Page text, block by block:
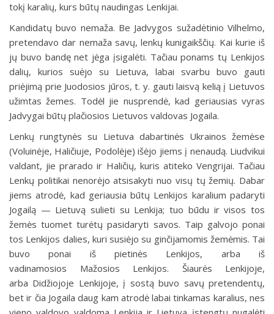
tokį karalių, kurs būtų naudingas Lenkijai.
Kandidatų buvo nemaža. Be Jadvygos sužadėtinio Vilhelmo,
pretendavo dar nemaža savų, lenkų kunigaikščių. Kai kurie iš
jų buvo bandę net jėga įsigalėti. Tačiau ponams tų Lenkijos
dalių, kurios suėjo su Lietuva, labai svarbu buvo gauti
priėjimą prie Juodosios jūros, t. y. gauti laisvą kelią į Lietuvos
užimtas žemes. Todėl jie nusprendė, kad geriausias vyras
Jadvygai būtų plačiosios Lietuvos valdovas Jogaila.
Lenkų rungtynės su Lietuva dabartinės Ukrainos žemėse
(Voluinėje, Haličiuje, Podolėje) išėjo jiems į nenaudą. Liudvikui
valdant, jie prarado ir Haličių, kuris atiteko Vengrijai. Tačiau
Lenkų politikai nenorėjo atsisakyti nuo visų tų žemių. Dabar
jiems atrodė, kad geriausia būtų Lenkijos karalium padaryti
Jogailą — Lietuvą sulieti su Lenkija; tuo būdu ir visos tos
žemės tuomet turėtų pasidaryti savos. Taip galvojo ponai
tos Lenkijos dalies, kuri susiėjo su ginčijamomis žemėmis. Tai
buvo ponai iš pietinės Lenkijos, arba iš
vadinamosios Mažosios Lenkijos. Šiaurės Lenkijoje,
arba Didžiojoje Lenkijoje, į sostą buvo savų pretendentų,
bet ir čia Jogaila daug kam atrodė labai tinkamas karalius, nes